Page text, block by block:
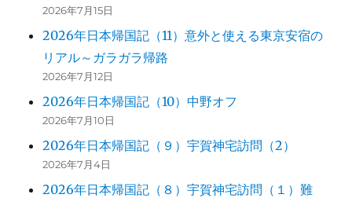
2026年7月15日
2026年日本帰国記（11）意外と使える東京安宿の
リアル～ガラガラ帰路
2026年7月12日
2026年日本帰国記（10）中野オフ
2026年7月10日
2026年日本帰国記（９）宇賀神宅訪問（2）
2026年7月4日
2026年日本帰国記（８）宇賀神宅訪問（１）難